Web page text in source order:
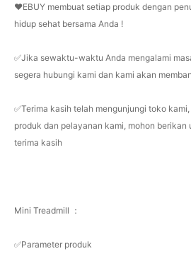
❤️EBUY membuat setiap produk dengan
hidup sehat bersama Anda !
✅Jika sewaktu-waktu Anda mengalami
segera hubungi kami dan kami akan
✅Terima kasih telah mengunjungi toko
produk dan pelayanan kami, mohon berikan
terima kasih
Mini Treadmill ：
✅Parameter produk